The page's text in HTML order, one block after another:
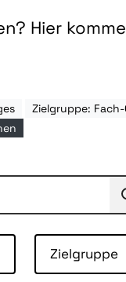
Hier
Zielgruppe:
Zielgruppe